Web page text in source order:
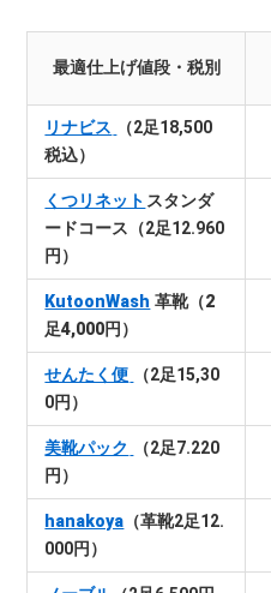
最適仕上げ値段・税別
リナビス
（2足18,500
税込）
くつリネット スタンダ
ードコース（2足12.960
円）
KutoonWash 革靴（2
足4,000円）
せんたく便
（2足15,30
0円）
美靴パック
（2足7.220
円）
hanakoya （革靴2足12.
000円）